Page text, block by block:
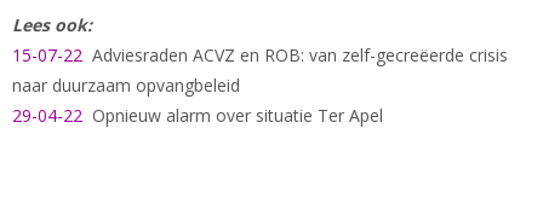
Lees ook:
15-07-22 Adviesraden ACVZ en ROB: van zelf-gecreëerde crisis
naar duurzaam opvangbeleid
29-04-22 Opnieuw alarm over situatie Ter Apel